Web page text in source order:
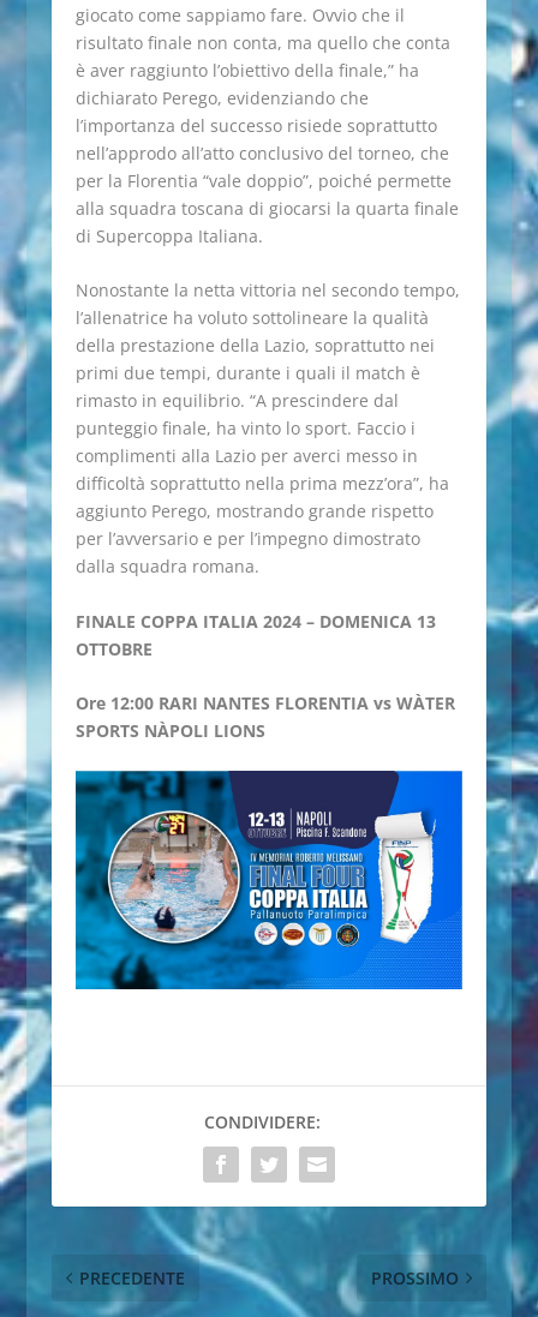
giocato come sappiamo fare. Ovvio che il
risultato finale non conta, ma quello che conta
è aver raggiunto l’obiettivo della finale,” ha
dichiarato Perego, evidenziando che
l’importanza del successo risiede soprattutto
nell’approdo all’atto conclusivo del torneo, che
per la Florentia “vale doppio”, poiché permette
alla squadra toscana di giocarsi la quarta finale
di Supercoppa Italiana.
Nonostante la netta vittoria nel secondo tempo,
l’allenatrice ha voluto sottolineare la qualità
della prestazione della Lazio, soprattutto nei
primi due tempi, durante i quali il match è
rimasto in equilibrio. “A prescindere dal
punteggio finale, ha vinto lo sport. Faccio i
complimenti alla Lazio per averci messo in
difficoltà soprattutto nella prima mezz’ora”, ha
aggiunto Perego, mostrando grande rispetto
per l’avversario e per l’impegno dimostrato
dalla squadra romana.
FINALE COPPA ITALIA 2024 – DOMENICA 13
OTTOBRE
Ore 12:00 RARI NANTES FLORENTIA vs WÀTER
SPORTS NÀPOLI LIONS
CONDIVIDERE:
PRECEDENTE PROSSIMO